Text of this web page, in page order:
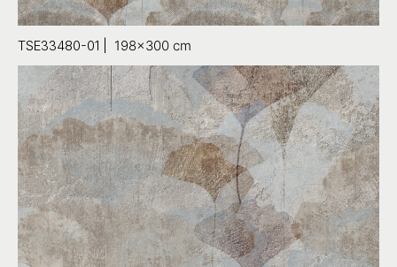
TSE33480-01 | 198×300 cm